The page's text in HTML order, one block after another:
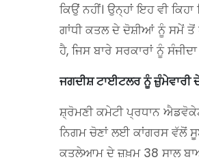
ਕਿਉਂ ਨਹੀਂ। ਉਨ੍ਹਾਂ ਇਹ ਵੀ
ਗਾਂਧੀ ਕਤਲ ਦੇ ਦੋਸ਼ੀਆਂ ਨੂੰ ਸਮੇਂ ਤੋਂ
ਹੈ, ਜਿਸ ਬਾਰੇ ਸਰਕਾਰਾਂ ਨੂੰ ਸੰਜੀਦਾ
ਜਗਦੀਸ਼ ਟਾਈਟਲਰ ਨੂੰ ਜ਼ੁੰਮੇਵਾਰੀ
ਸ਼੍ਰੋਮਣੀ ਕਮੇਟੀ ਪ੍ਰਧਾਨ
ਨਿਗਮ ਚੋਣਾਂ ਲਈ ਕਾਂਗਰਸ ਵੱਲੋਂ
ਕਤਲੇਆਮ ਦੇ ਜ਼ਖ਼ਮ 38 ਸਾਲ